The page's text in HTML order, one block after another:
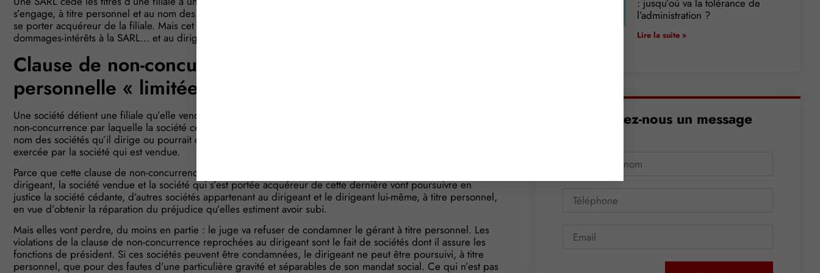
s’engage, à titre personnel et au nom des sociétés qu’il dirige, à ne pas concurrencer la société qui vient de
se porter acquéreur de la filiale. Mais cet engagement n’est pas respecté : l’acheteuse réclame donc des
dommages-intérêts à la SARL… et au dirigeant…
Clause de non-concurrence : une responsabilité
personnelle « limitée » ?
Une société détient une filiale qu’elle vend à une troisième entreprise. L’acte de vente contient une clause de
non-concurrence par laquelle la société cédante et son dirigeant, agissant tant en son nom personnel qu’au
nom des sociétés qu’il dirige ou pourrait diriger, s’interdisent toute activité qui pourrait concurrencer celle
exercée par la société qui est vendue.
Parce que cette clause de non-concurrence n’est pas respectée, notamment par des sociétés appartenant au
dirigeant, la société vendue et la société qui s’est portée acquéreur de cette dernière vont poursuivre en
justice la société cédante, d’autres sociétés appartenant au dirigeant et le dirigeant lui-même, à titre personnel,
en vue d’obtenir la réparation du préjudice qu’elles estiment avoir subi.
Mais elles vont perdre, du moins en partie : le juge va refuser de condamner le gérant à titre personnel. Les
violations de la clause de non-concurrence reprochées au dirigeant sont le fait de sociétés dont il assure les
fonctions de président. Si ces sociétés peuvent être condamnées, le dirigeant ne peut être poursuivi, à titre
personnel, que pour des fautes d’une particulière gravité et séparables de son mandat social. Ce qui n’est pas
: jusqu’où va la tolérance de
l’administration ?
Lire la suite »
Envoyez-nous un message